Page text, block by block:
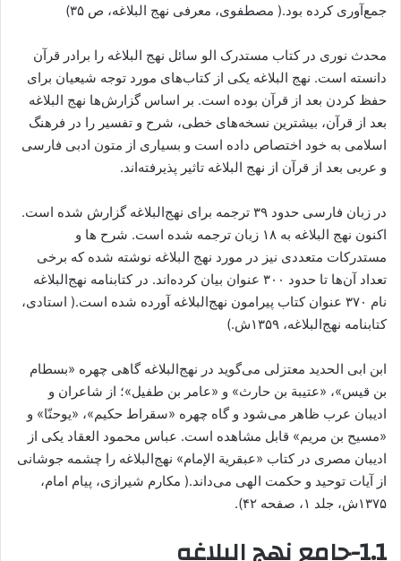
جمع‌آوری کرده‌ بود.( مصطفوی، معرفی نهج البلاغه، ص ۳۵)
محدث نوری در کتاب مستدرک الو سائل نهج البلاغه را برادر قرآن
دانسته است. نهج البلاغه یکی از کتاب‌های مورد توجه شیعیان برای
حفظ کردن بعد از قرآن بوده است. بر اساس گزارش‌ها نهج البلاغه
بعد از قرآن، بیشترین نسخه‌های خطی، شرح و تفسیر را در فرهنگ
اسلامی به خود اختصاص داده است و بسیاری از متون ادبی فارسی
و عربی بعد از قرآن از نهج البلاغه تاثیر پذیرفته‌اند.
در زبان فارسی حدود ۳۹ ترجمه برای نهج‌البلاغه گزارش شده است.
اکنون نهج البلاغه به ۱۸ زبان ترجمه شده است. شرح ها و
مستدرکات متعددی نیز در مورد نهج البلاغه نوشته شده که برخی
تعداد آن‌ها تا حدود ۳۰۰ عنوان بیان کرده‌اند. در کتابنامه نهج‌البلاغه
نام ۳۷۰ عنوان کتاب پیرامون نهج‌البلاغه آورده شده است.( استادی،
کتابنامه نهج‌البلاغه، ۱۳۵۹ش.)
ابن ابی الحدید معتزلی می‌گوید در نهج‌البلاغه گاهی چهره «بسطام
بن قيس»، «عتيبة بن حارث» و «عامر بن طفيل»؛ از شاعران و
ادیبان عرب ظاهر می‌شود و گاه چهره «سقراط حكيم»، «يوحنّا» و
«مسيح بن مريم» قابل مشاهده‌ است. عباس محمود العقاد یکی از
ادیبان مصری در کتاب «عبقرية الإمام» نهج‌البلاغه را چشمه جوشانی
از آیات توحید و حکمت الهی می‌داند.( مکارم شیرازی، پیام امام،
۱۳۷۵ش، جلد ۱، صفحه ۴۲).